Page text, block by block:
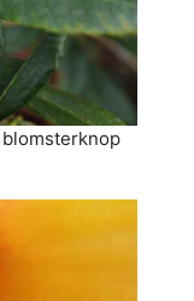
blomsterknop